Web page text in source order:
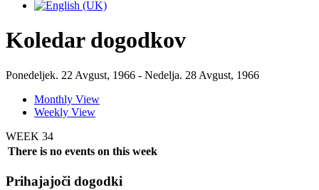
Koledar dogodkov
Ponedeljek. 22 Avgust, 1966 - Nedelja. 28 Avgust, 1966
Monthly View
Weekly View
WEEK 34
There is no events on this week
Prihajajoči dogodki